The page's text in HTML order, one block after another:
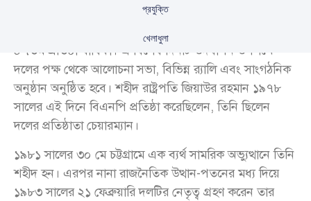
প্রযুক্তি
খেলাধুলা
আজ ১ সেপ্টেম্বর, বাংলাদেশের জাতীয়তাবাদী দল বিএনপি’র
৪৭তম প্রতিষ্ঠা বার্ষিকী। এ বিশেষ দিনটি উদযাপন উপলক্ষে
দলের পক্ষ থেকে আলোচনা সভা, বিভিন্ন র‍্যালি এবং সাংগঠনিক
অনুষ্ঠান অনুষ্ঠিত হবে। শহীদ রাষ্ট্রপতি জিয়াউর রহমান ১৯৭৮
সালের এই দিনে বিএনপি প্রতিষ্ঠা করেছিলেন, তিনি ছিলেন
দলের প্রতিষ্ঠাতা চেয়ারম্যান।
১৯৮১ সালের ৩০ মে চট্টগ্রামে এক ব্যর্থ সামরিক অভ্যুত্থানে তিনি
শহীদ হন। এরপর নানা রাজনৈতিক উত্থান-পতনের মধ্য দিয়ে
১৯৮৩ সালের ২১ ফেব্রুয়ারি দলটির নেতৃত্ব গ্রহণ করেন তার